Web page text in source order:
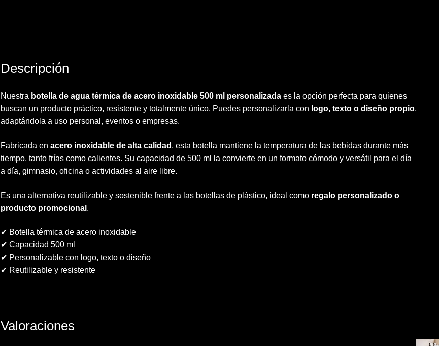
Descripción
Nuestra botella de agua térmica de acero inoxidable 500 ml personalizada es la opción perfecta para quienes
buscan un producto práctico, resistente y totalmente único. Puedes personalizarla con logo, texto o diseño propio,
adaptándola a uso personal, eventos o empresas.
Fabricada enacero inoxidable de alta calidad , esta botella mantiene la temperatura de las bebidas durante más
tiempo, tanto frías como calientes. Su capacidad de 500 ml la convierte en un formato cómodo y versátil para el día
a día, gimnasio, oficina o actividades al aire libre.
Es una alternativa reutilizable y sostenible frente a las botellas de plástico, ideal como regalo personalizado o
producto promocional .
✔ Botella térmica de acero inoxidable
✔ Capacidad 500 ml
✔ Personalizable con logo, texto o diseño
✔ Reutilizable y resistente
Valoraciones